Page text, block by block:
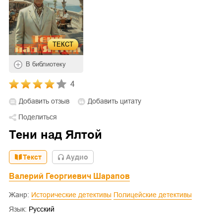
ТЕКСТ
В библиотеку
4
Добавить отзыв
Добавить цитату
Поделиться
Тени над Ялтой
Текст Aудио
Валерий Георгиевич Шарапов
Жанр: Исторические детективы
Полицейские детективы
Язык: Русский